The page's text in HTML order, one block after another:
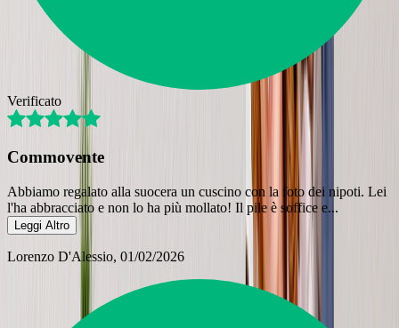
Verificato
Commovente
Abbiamo regalato alla suocera un cuscino con la foto dei nipoti. Lei
l'ha abbracciato e non lo ha più mollato! Il pile è soffice e...
Leggi Altro
Lorenzo D'Alessio, 01/02/2026